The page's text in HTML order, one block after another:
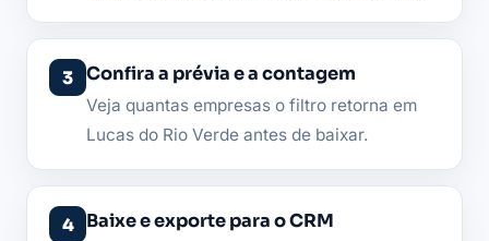
Confira a prévia e a contagem
Veja quantas empresas o filtro retorna em
Lucas do Rio Verde antes de baixar.
Baixe e exporte para o CRM